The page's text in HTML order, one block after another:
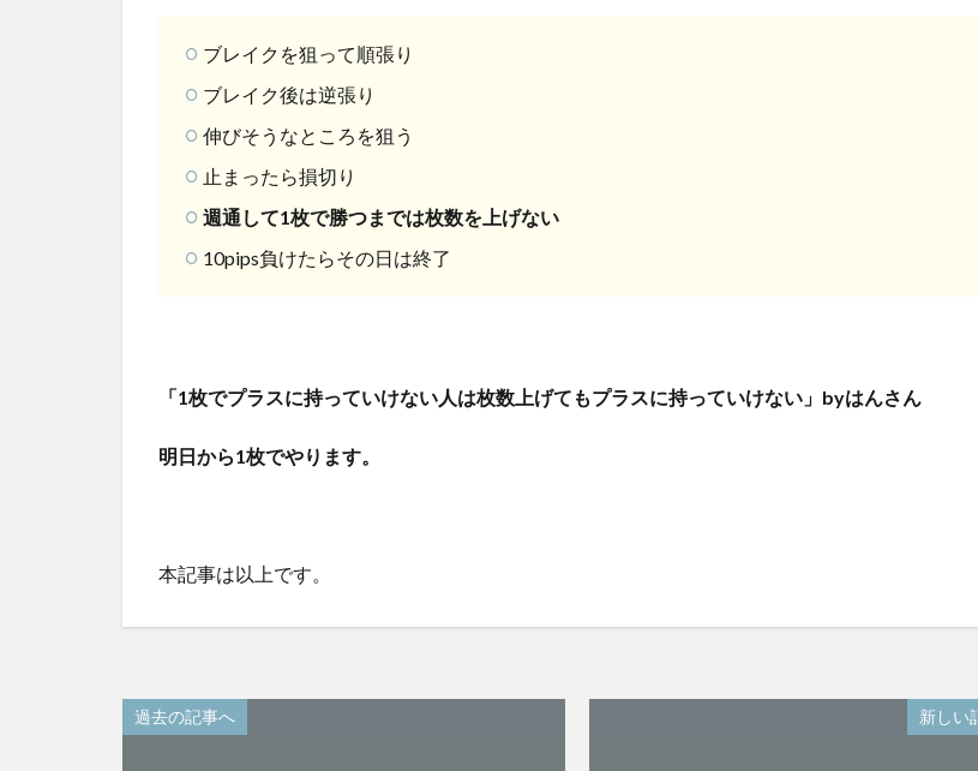
ブレイクを狙って順張り
ブレイク後は逆張り
伸びそうなところを狙う
止まったら損切り
週通して1枚で勝つまでは枚数を上げない
10pips負けたらその日は終了
「1枚でプラスに持っていけない人は枚数上げてもプラスに持っていけない」byはんさん
明日から1枚でやります。
本記事は以上です。
過去の記事へ 新しい